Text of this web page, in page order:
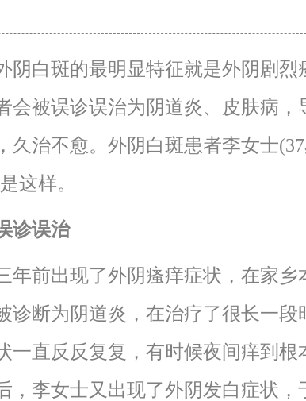
白斑的最明显特征就是外阴剧烈
会被误诊误治为阴道炎、皮肤病，
久治不愈。外阴白斑患者李女士
这样。
诊误治
前出现了外阴瘙痒症状，在家乡
诊断为阴道炎，在治疗了很长一段
一直反反复复，有时候夜间痒到根
，李女士又出现了外阴发白症状，